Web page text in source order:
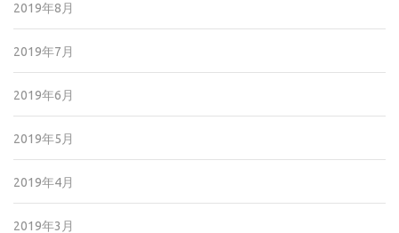
2019年8月
2019年7月
2019年6月
2019年5月
2019年4月
2019年3月